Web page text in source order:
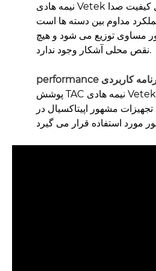
نیمه هادی Vetek دارای یک سیستم کنترل کیفیت صدا
توزیع می شود و هیچ
نقص محلی آشکار وجود ندارد.
پوشش TAC نیمه هادی Vetek به طور گسترده در
تجهیزات مشهور اپیتاکسیال در